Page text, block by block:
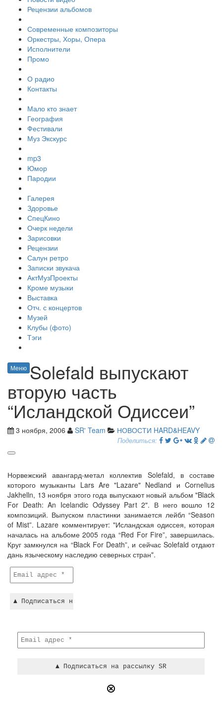
Рецензии альбомов
Современные композиторы
Оркестры, Хоры, Опера
Исполнители
Промо
О радио
Контакты
Мало кто знает
География
Фестивали
Муз Экскурс
mp3
Юмор
Пародии
Галерея
Здоровье
СпецКино
Очерк недели
Зарисовки
Рецензии
Салун ретро
Записки звукача
АктМузПроекты
Кроме музыки
Выставка
Отч. с концертов
Музей
Клубы (фото)
Тэги
Меню Solefald выпускают
вторую часть
“Исландской Одиссеи”
3 ноября, 2006 SR' Team НОВОСТИ HARD&HEAVY
Поделиться:
Норвежский авангард-метал коллектив Solefald, в составе
которого музыканты Lars Are "Lazare" Nedland и Cornelius
Jakhelln, 13 ноября этого года выпускают новый альбом "Black
For Death: An Icelandic Odyssey Part 2". В него вошло 12
композиций. Выпуском пластинки занимается лейбл “Season
of Mist”. Lazare комментирует: "Исландская одиссея, которая
началась на альбоме 2005 года “Red For Fire”, завершилась.
Круг замкнулся на “Black For Death”, и сейчас Solefald отдают
дань языческому наследию северных стран".